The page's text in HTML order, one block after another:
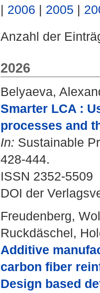
| 2006 | 2005 |
Anzahl der
2026
Belyaeva,
Smarter LCA :
processes and
In: Sustainable
428-444.
ISSN 2352-5509
DOI der
Freudenberg,
Ruckdäschel,
Additive
carbon fiber
Design based